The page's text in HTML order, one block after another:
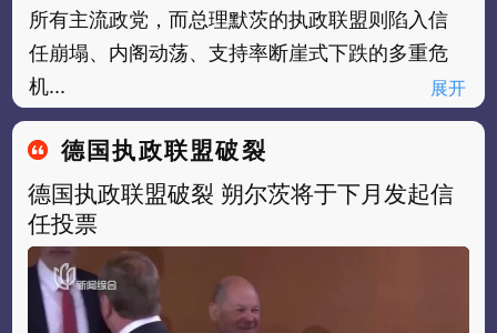
所有主流政党，而总理默茨的执政联盟则陷入信
任崩塌、内阁动荡、支持率断崖式下跌的多重危
机...
展开
德国执政联盟破裂
德国执政联盟破裂 朔尔茨将于下月发起信
任投票